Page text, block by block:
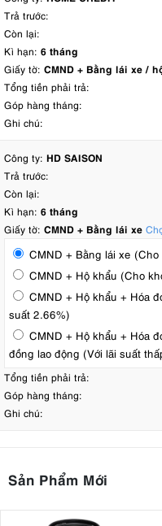
Trả trước:
Còn lại:
Kì hạn: 6 tháng
Giấy tờ: CMND + Bằng lái xe /
Tổng tiền phải trả:
Góp hàng tháng:
Ghi chú:
Công ty: HD SAISON
Trả trước:
Còn lại:
Kì hạn: 6 tháng
Giấy tờ: CMND + Bằng lái xe
CMND + Bằng lái xe
CMND + Hộ khẩu (Cho
CMND + Hộ khẩu + Hóa
suất 2.66%)
CMND + Hộ khẩu + Hóa
đồng lao động (Với lãi suất
Tổng tiền phải trả:
Góp hàng tháng:
Ghi chú:
Sản Phẩm Mới